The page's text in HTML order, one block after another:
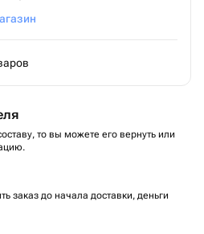
то вы можете его вернуть или
заказ до начала доставки, деньги